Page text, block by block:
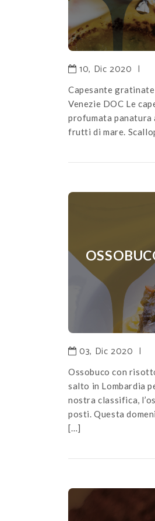
10, Dic 2020 |
Capesante
Venezie DOC Le
profumata panatura
frutti di mare.
03, Dic 2020 |
Ossobuco con
salto in Lombardia
nostra classifica,
posti. Questa
[…]